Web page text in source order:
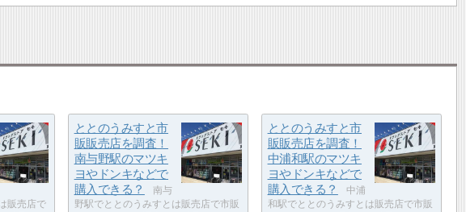
販売店で
ととのうみすと市
販販売店を調査！
南与野駅のマツキ
ヨやドンキなどで
購入できる？
南与
野駅でととのうみすとは販売店で市販
ととのうみすと市
販販売店を調査！
中浦和駅のマツキ
ヨやドンキなどで
購入できる？
中浦
和駅でととのうみすとは販売店で市販